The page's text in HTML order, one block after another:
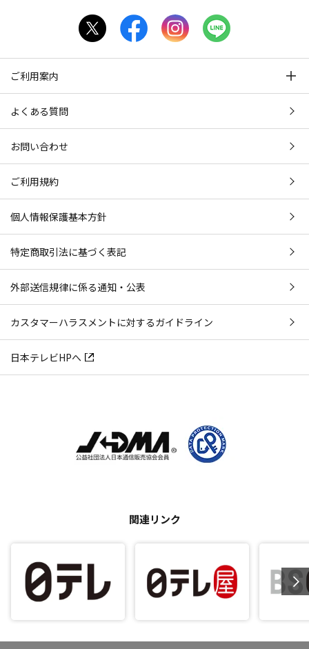
ご利用案内
よくある質問
お問い合わせ
ご利用規約
個人情報保護基本方針
特定商取引法に基づく表記
外部送信規律に係る通知・公表
カスタマーハラスメントに対するガイドライン
日本テレビHPへ
関連リンク